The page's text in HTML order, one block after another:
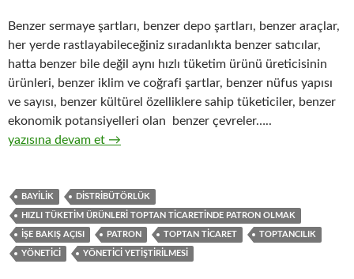
Benzer sermaye şartları, benzer depo şartları, benzer araçlar,
her yerde rastlayabileceğiniz sıradanlıkta benzer satıcılar,
hatta benzer bile değil aynı hızlı tüketim ürünü üreticisinin
ürünleri, benzer iklim ve coğrafi şartlar, benzer nüfus yapısı
ve sayısı, benzer kültürel özelliklere sahip tüketiciler, benzer
ekonomik potansiyelleri olan benzer çevreler…..
7-Hızlı tüketim ürünleri ( FMCG ) toptan ticaretinde patron
yazısına devam et →
BAYILIK DISTRIBÜTÖRLÜK
HIZLI TÜKETIM ÜRÜNLERI TOPTAN TICARETINDE PATRON OLMAK
IŞE BAKIŞ AÇISI PATRON TOPTAN TICARET TOPTANCILIK
YÖNETICI YÖNETICI YETIŞTIRILMESI